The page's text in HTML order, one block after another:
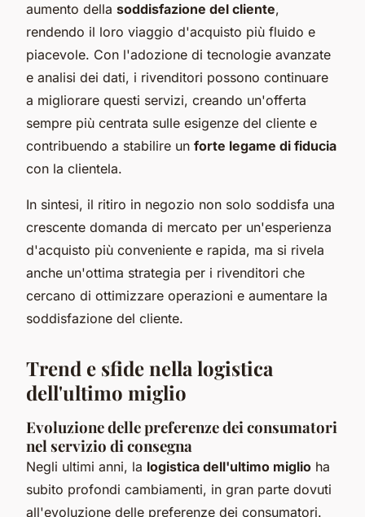
aumento della soddisfazione del cliente,
rendendo il loro viaggio d'acquisto più fluido e
piacevole. Con l'adozione di tecnologie avanzate
e analisi dei dati, i rivenditori possono continuare
a migliorare questi servizi, creando un'offerta
sempre più centrata sulle esigenze del cliente e
contribuendo a stabilire un forte legame di fiducia
con la clientela.
In sintesi, il ritiro in negozio non solo soddisfa una
crescente domanda di mercato per un'esperienza
d'acquisto più conveniente e rapida, ma si rivela
anche un'ottima strategia per i rivenditori che
cercano di ottimizzare operazioni e aumentare la
soddisfazione del cliente.
Trend e sfide nella logistica
dell'ultimo miglio
Evoluzione delle preferenze dei consumatori
nel servizio di consegna
Negli ultimi anni, la logistica dell'ultimo miglio ha
subito profondi cambiamenti, in gran parte dovuti
all'evoluzione delle preferenze dei consumatori.